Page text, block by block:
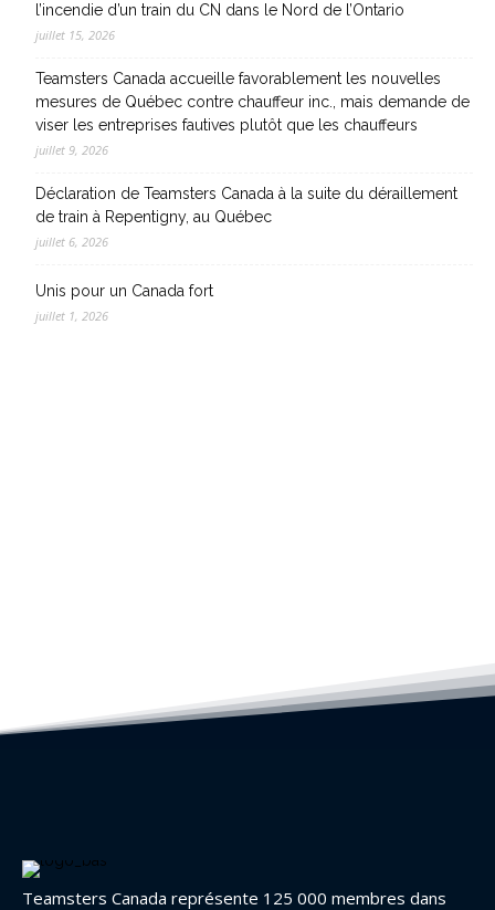
l’incendie d’un train du CN dans le Nord de l’Ontario
juillet 15, 2026
Teamsters Canada accueille favorablement les nouvelles
mesures de Québec contre chauffeur inc., mais demande de
viser les entreprises fautives plutôt que les chauffeurs
juillet 9, 2026
Déclaration de Teamsters Canada à la suite du déraillement
de train à Repentigny, au Québec
juillet 6, 2026
Unis pour un Canada fort
juillet 1, 2026
Teamsters Canada représente 125 000 membres dans